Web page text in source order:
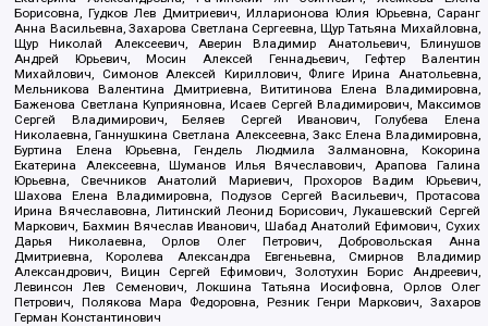
Борисовна, Гудков Лев Дмитриевич, Илларионова Юлия Юрьевна, Саранг
Анна Васильевна, Захарова Светлана Сергеевна, Щур Татьяна Михайловна,
Щур Николай Алексеевич, Аверин Владимир Анатольевич, Блинушов
Андрей Юрьевич, Мосин Алексей Геннадьевич, Гефтер Валентин
Михайлович, Симонов Алексей Кириллович, Флиге Ирина Анатольевна,
Мельникова Валентина Дмитриевна, Вититинова Елена Владимировна,
Баженова Светлана Куприяновна, Исаев Сергей Владимирович, Максимов
Сергей Владимирович, Беляев Сергей Иванович, Голубева Елена
Николаевна, Ганнушкина Светлана Алексеевна, Закс Елена Владимировна,
Буртина Елена Юрьевна, Гендель Людмила Залмановна, Кокорина
Екатерина Алексеевна, Шуманов Илья Вячеславович, Арапова Галина
Юрьевна, Свечников Анатолий Мариевич, Прохоров Вадим Юрьевич,
Шахова Елена Владимировна, Подузов Сергей Васильевич, Протасова
Ирина Вячеславовна, Литинский Леонид Борисович, Лукашевский Сергей
Маркович, Бахмин Вячеслав Иванович, Шабад Анатолий Ефимович, Сухих
Дарья Николаевна, Орлов Олег Петрович, Добровольская Анна
Дмитриевна, Королева Александра Евгеньевна, Смирнов Владимир
Александрович, Вицин Сергей Ефимович, Золотухин Борис Андреевич,
Левинсон Лев Семенович, Локшина Татьяна Иосифовна, Орлов Олег
Петрович, Полякова Мара Федоровна, Резник Генри Маркович, Захаров
Герман Константинович